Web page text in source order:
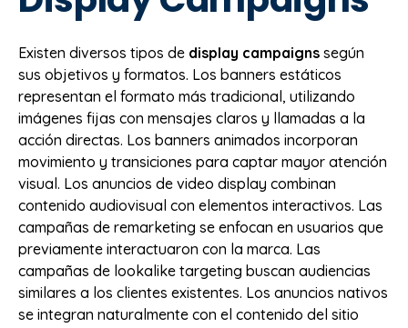
Existen diversos tipos de display campaigns según
sus objetivos y formatos. Los banners estáticos
representan el formato más tradicional, utilizando
imágenes fijas con mensajes claros y llamadas a la
acción directas. Los banners animados incorporan
movimiento y transiciones para captar mayor atención
visual. Los anuncios de video display combinan
contenido audiovisual con elementos interactivos. Las
campañas de remarketing se enfocan en usuarios que
previamente interactuaron con la marca. Las
campañas de lookalike targeting buscan audiencias
similares a los clientes existentes. Los anuncios nativos
se integran naturalmente con el contenido del sitio